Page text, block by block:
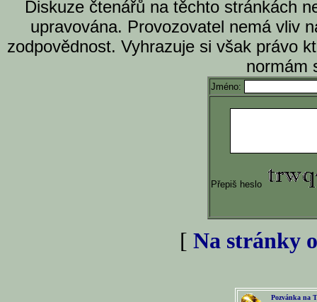
Diskuze čtenářů na těchto stránkách
upravována. Provozovatel nemá vliv
zodpovědnost. Vyhrazuje si však právo
normám
Jméno:
Přepiš heslo
[ Na stránky
Pozvánka na